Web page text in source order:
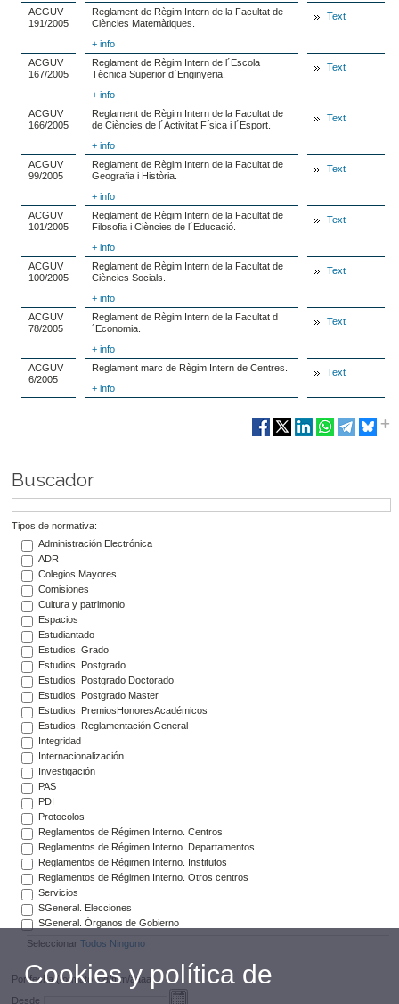
ACGUV
191/2005
Reglament de Règim Intern de la Facultat de
Ciències Matemàtiques.
+ info
Text
ACGUV
167/2005
Reglament de Règim Intern de l´Escola
Tècnica Superior d´Enginyeria.
+ info
Text
ACGUV
166/2005
Reglament de Règim Intern de la Facultat de
de Ciències de l´Activitat Física i l´Esport.
+ info
Text
ACGUV
99/2005
Reglament de Règim Intern de la Facultat de
Geografia i Història.
+ info
Text
ACGUV
101/2005
Reglament de Règim Intern de la Facultat de
Filosofia i Ciències de l´Educació.
+ info
Text
ACGUV
100/2005
Reglament de Règim Intern de la Facultat de
Ciències Socials.
+ info
Text
ACGUV
78/2005
Reglament de Règim Intern de la Facultat d
´Economia.
+ info
Text
ACGUV
6/2005
Reglament marc de Règim Intern de Centres.
+ info
Text
Buscador
Tipos de normativa:
Administración Electrónica
ADR
Colegios Mayores
Comisiones
Cultura y patrimonio
Espacios
Estudiantado
Estudios. Grado
Estudios. Postgrado
Estudios. Postgrado Doctorado
Estudios. Postgrado Master
Estudios. PremiosHonoresAcadémicos
Estudios. Reglamentación General
Integridad
Internacionalización
Investigación
PAS
PDI
Protocolos
Reglamentos de Régimen Interno. Centros
Reglamentos de Régimen Interno. Departamentos
Reglamentos de Régimen Interno. Institutos
Reglamentos de Régimen Interno. Otros centros
Servicios
SGeneral. Elecciones
SGeneral. Órganos de Gobierno
Seleccionar Todos Ninguno
Por fecha (formato: dd/mm/aaaa)
Desde
Cookies y política de